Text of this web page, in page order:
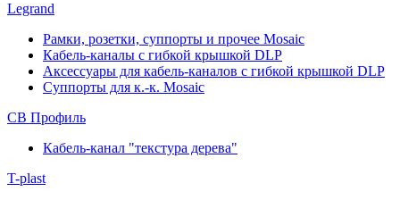
Legrand
Рамки, розетки, суппорты и прочее Mosaic
Кабель-каналы с гибкой крышкой DLP
Аксессуары для кабель-каналов с гибкой крышкой DLP
Суппорты для к.-к. Mosaic
СВ Профиль
Кабель-канал "текстура дерева"
T-plast